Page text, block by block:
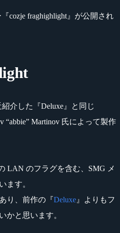
cozje fraghighlight』が公開され
紹介した『Deluxe』と同じ
“abbie” Martinov 氏によって製作
LAN のフラグを含む、SMG メ
ます。
り、前作の『Deluxe 』よりもフ
かと思います。